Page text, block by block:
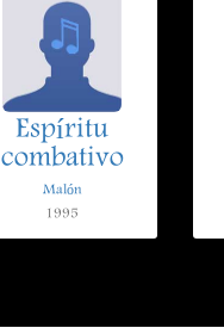
Espíritu
combativo
Malón
1995